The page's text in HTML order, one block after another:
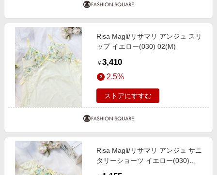
Risa Magli/リサマリ アンジュ スリ
ップ イエロー(030) 02(M)
￥ 3,410
2.5%
ストアにすすむ
Risa Magli/リサマリ アンジュ サニ
タリーショーツ イエロー(030)